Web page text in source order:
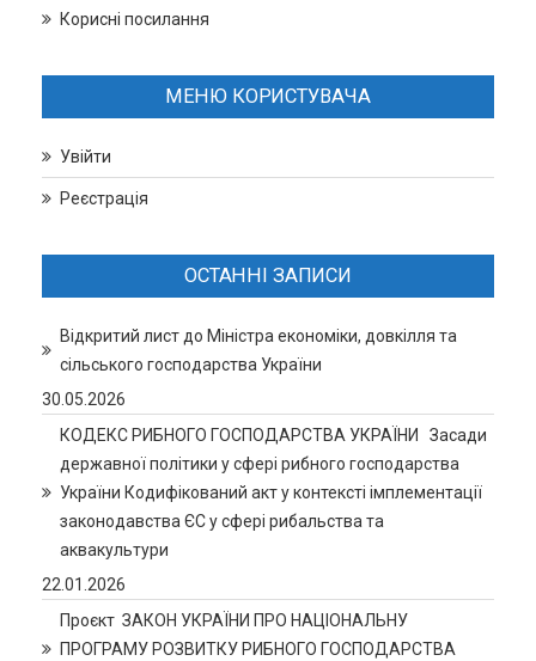
Корисні посилання
МЕНЮ КОРИСТУВАЧА
Увійти
Реєстрація
ОСТАННІ ЗАПИСИ
Відкритий лист до Міністра економіки, довкілля та
сільського господарства України
30.05.2026
КОДЕКС РИБНОГО ГОСПОДАРСТВА УКРАЇНИ Засади
державної політики у сфері рибного господарства
України Кодифікований акт у контексті імплементації
законодавства ЄС у сфері рибальства та
аквакультури
22.01.2026
Проєкт ЗАКОН УКРАЇНИ ПРО НАЦІОНАЛЬНУ
ПРОГРАМУ РОЗВИТКУ РИБНОГО ГОСПОДАРСТВА